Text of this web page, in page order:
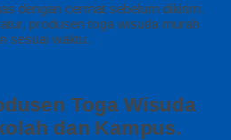
dengan cermat sebelum dikirim.
produsen toga wisuda murah
sesuai waktu.
Toga Wisuda
dan Kampus.